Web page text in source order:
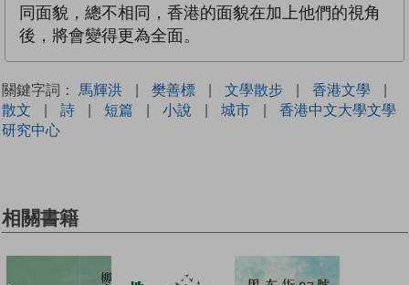
同面貌，總不相同，香港的面貌在加上他們的視角
後，將會變得更為全面。
關鍵字詞： 馬輝洪 | 樊善標 | 文學散步 | 香港文學
|
散文
| 詩 | 短篇 | 小說 | 城市 |
香港中文大學文學
研究中心
相關書籍